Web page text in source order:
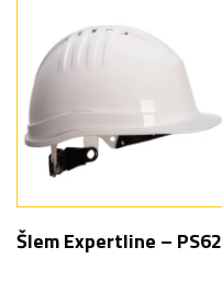
Šlem Expertline – PS62